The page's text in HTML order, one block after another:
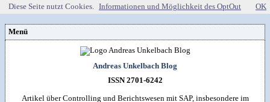
Menü
unkelbach.expert
Internet (149)
Apps für Android
Andreas Unkelbach Blog
ISSN 2701-6242
Artikel über Controlling und Berichtswesen mit SAP, insbesondere im
Diese Seite nutzt Cookies. Informationen und Möglichkeit des OptOut OK